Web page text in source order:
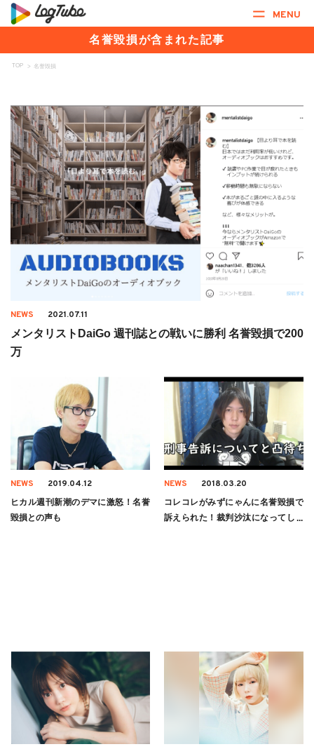
MENU
名誉毀損が含まれた記事
TOP > 名誉毀損
NEWS 2021.07.11
メンタリストDaiGo 週刊誌との戦いに勝利 名誉毀損で200
万
NEWS 2019.04.12
ヒカル週刊新潮のデマに激怒！名誉
毀損との声も
NEWS 2018.03.20
コレコレがみずにゃんに名誉毀損で
訴えられた！裁判沙汰になってしま